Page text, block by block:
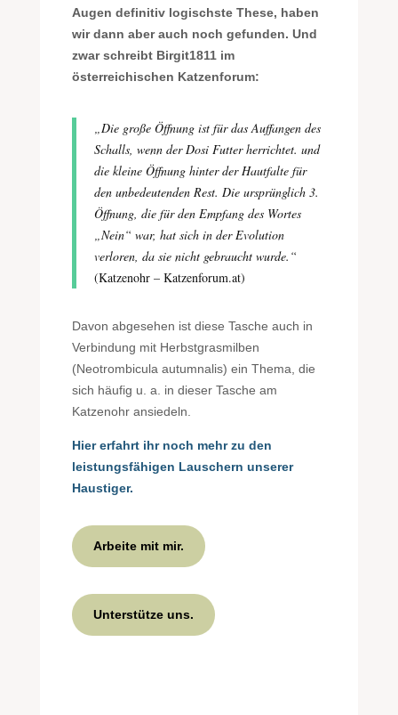
Augen definitiv logischste These, haben
wir dann aber auch noch gefunden. Und
zwar schreibt Birgit1811 im
österreichischen Katzenforum:
„Die große Öffnung ist für das Auffangen des
Schalls, wenn der Dosi Futter herrichtet. und
die kleine Öffnung hinter der Hautfalte für
den unbedeutenden Rest. Die ursprünglich 3.
Öffnung, die für den Empfang des Wortes
„Nein“ war, hat sich in der Evolution
verloren, da sie nicht gebraucht wurde.“
(Katzenohr – Katzenforum.at)
Davon abgesehen ist diese Tasche auch in
Verbindung mit Herbstgrasmilben
(Neotrombicula autumnalis) ein Thema, die
sich häufig u. a. in dieser Tasche am
Katzenohr ansiedeln.
Hier erfahrt ihr noch mehr zu den
leistungsfähigen Lauschern unserer
Haustiger.
Arbeite mit mir.
Unterstütze uns.